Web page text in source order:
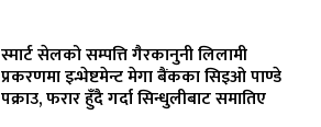
स्मार्ट सेलको सम्पत्ति गैरकानुनी लिलामी
प्रकरणमा इन्भेष्टमेन्ट मेगा बैंकका सिइओ पाण्डे
पक्राउ, फरार हुँदै गर्दा सिन्धुलीबाट समातिए